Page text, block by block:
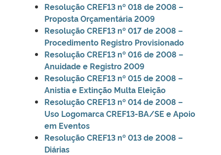
Resolução CREF13 nº 018 de 2008 –
Proposta Orçamentária 2009
Resolução CREF13 nº 017 de 2008 –
Procedimento Registro Provisionado
Resolução CREF13 nº 016 de 2008 –
Anuidade e Registro 2009
Resolução CREF13 nº 015 de 2008 –
Anistia e Extinção Multa Eleição
Resolução CREF13 nº 014 de 2008 –
Uso Logomarca CREF13-BA/SE e Apoio
em Eventos
Resolução CREF13 nº 013 de 2008 –
Diárias